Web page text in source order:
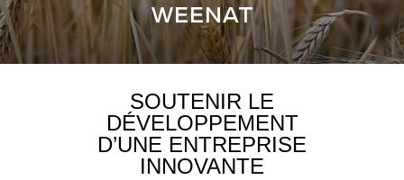
WEENAT
SOUTENIR LE
DÉVELOPPEMENT
D’UNE ENTREPRISE
INNOVANTE